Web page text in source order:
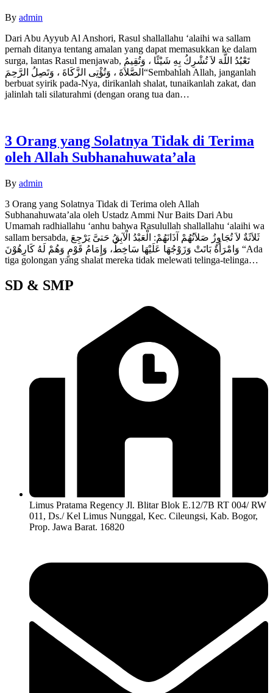
By admin
Dari Abu Ayyub Al Anshori, Rasul shallallahu ‘alaihi wa sallam
pernah ditanya tentang amalan yang dapat memasukkan ke dalam
surga, lantas Rasul menjawab, تَعْبُدُ اللَّهَ لاَ تُشْرِكُ بِهِ شَيْئًا ، وَتُقِيمُ
الصَّلاَةَ ، وَتُؤْتِى الزَّكَاةَ ، وَتَصِلُ الرَّحِمَ“Sembahlah Allah, janganlah
berbuat syirik pada-Nya, dirikanlah shalat, tunaikanlah zakat, dan
jalinlah tali silaturahmi (dengan orang tua dan…
3 Orang yang Solatnya Tidak di Terima
oleh Allah Subhanahuwata’ala
By admin
3 Orang yang Solatnya Tidak di Terima oleh Allah
Subhanahuwata’ala oleh Ustadz Ammi Nur Baits Dari Abu
Umamah radhiallahu ‘anhu bahwa Rasulullah shallallahu ‘alaihi wa
sallam bersabda, ثَلاَثَةٌ لاَ تُجَاوِزُ صَلاَتُهُمْ آذَانَهُمْ: الْعَبْدُ الْآبِقُ حَتىَّ يَرْجِعَ
وَامْرَأَةٌ بَاتَتْ وَزَوْجُهَا عَلَيْهَا سَاخِطٌ، وَإِمَامُ قَوْمٍ وَهُمْ لَهُ كَارِهُوْنَ “Ada
tiga golongan yang shalat mereka tidak melewati telinga-telinga…
SD & SMP
Limus Pratama Regency Jl. Blitar Blok E.12/7B RT 004/ RW
011, Ds./ Kel Limus Nunggal, Kec. Cileungsi, Kab. Bogor,
Prop. Jawa Barat. 16820